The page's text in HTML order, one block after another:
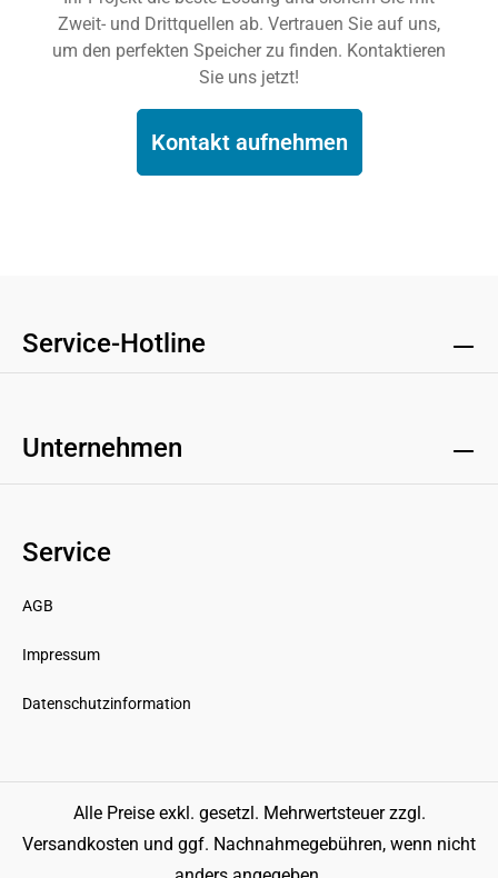
Zweit- und Drittquellen ab. Vertrauen Sie auf uns,
um den perfekten Speicher zu finden. Kontaktieren
Sie uns jetzt!
Kontakt aufnehmen
Service-Hotline
Unternehmen
Service
AGB
Impressum
Datenschutzinformation
Alle Preise exkl. gesetzl. Mehrwertsteuer zzgl.
Versandkosten und ggf. Nachnahmegebühren, wenn nicht